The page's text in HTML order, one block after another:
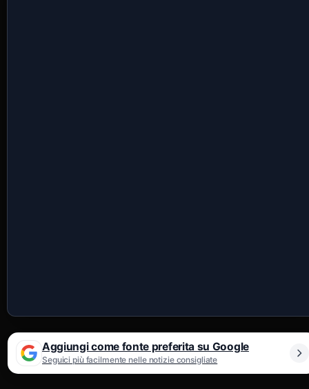
Aggiungi come fonte preferita su Google
Seguici più facilmente nelle notizie consigliate